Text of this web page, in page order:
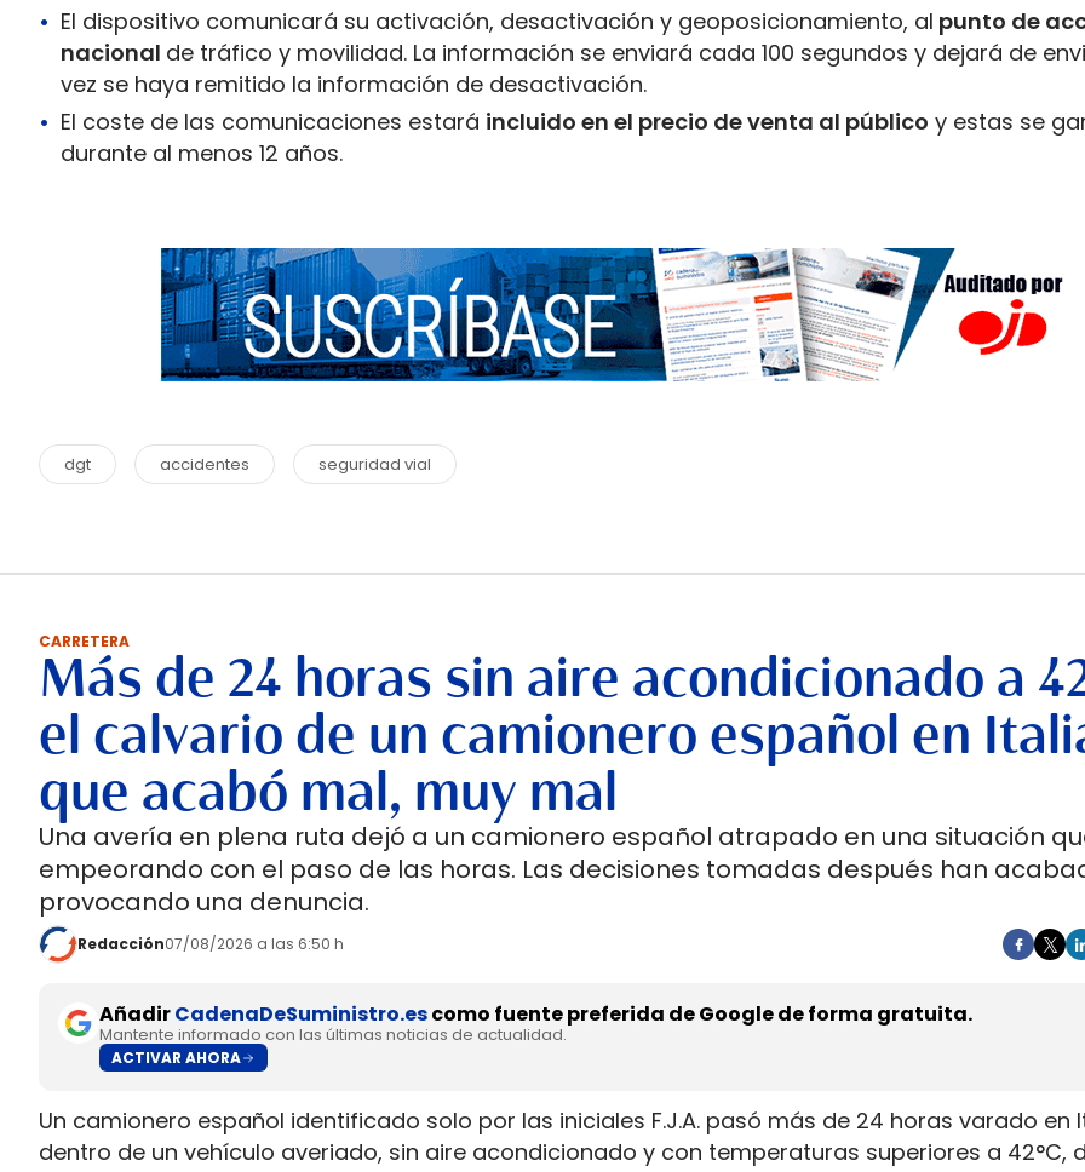
El dispositivo comunicará su activación, desactivación y geoposicionamiento, al punto de
nacional de tráfico y movilidad. La información se enviará cada 100 segundos y dejará de
vez se haya remitido la información de desactivación.
El coste de las comunicaciones estará incluido en el precio de venta al público y estas se
durante al menos 12 años.
dgt accidentes seguridad vial
CARRETERA
Más de 24 horas sin aire acondicionado a
el calvario de un camionero español en
que acabó mal, muy mal
Una avería en plena ruta dejó a un camionero español atrapado en una situación
empeorando con el paso de las horas. Las decisiones tomadas después han
provocando una denuncia.
Redacción07/08/2026 a las 6:50 h
AñadirCadenaDeSuministro.escomo fuente preferida de Google de forma gratuita.
Mantente informado con las últimas noticias de actualidad.
ACTIVAR AHORA
Un camionero español identificado solo por las iniciales F.J.A. pasó más de 24 horas varado en
dentro de un vehículo averiado, sin aire acondicionado y con temperaturas superiores a 42°C,